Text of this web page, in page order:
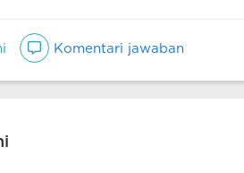
Komentari jawaban